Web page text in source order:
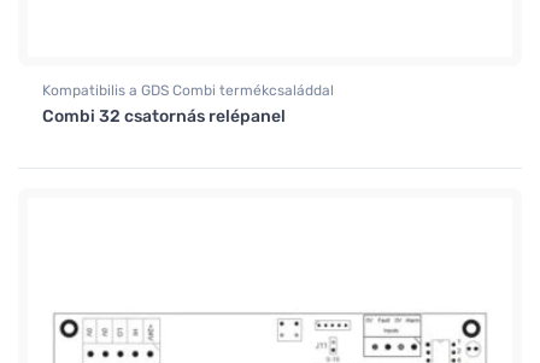
Kompatibilis a GDS Combi termékcsaláddal
Combi 32 csatornás relépanel